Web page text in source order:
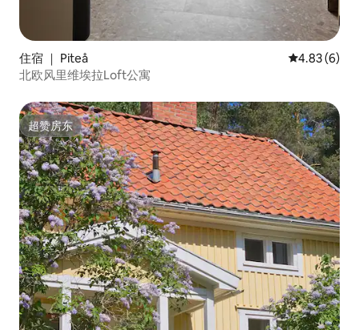
住宿 ｜ Piteå 平均评分
4.83 (6)
北欧风里维埃拉Loft公寓
超赞房东
超赞房东